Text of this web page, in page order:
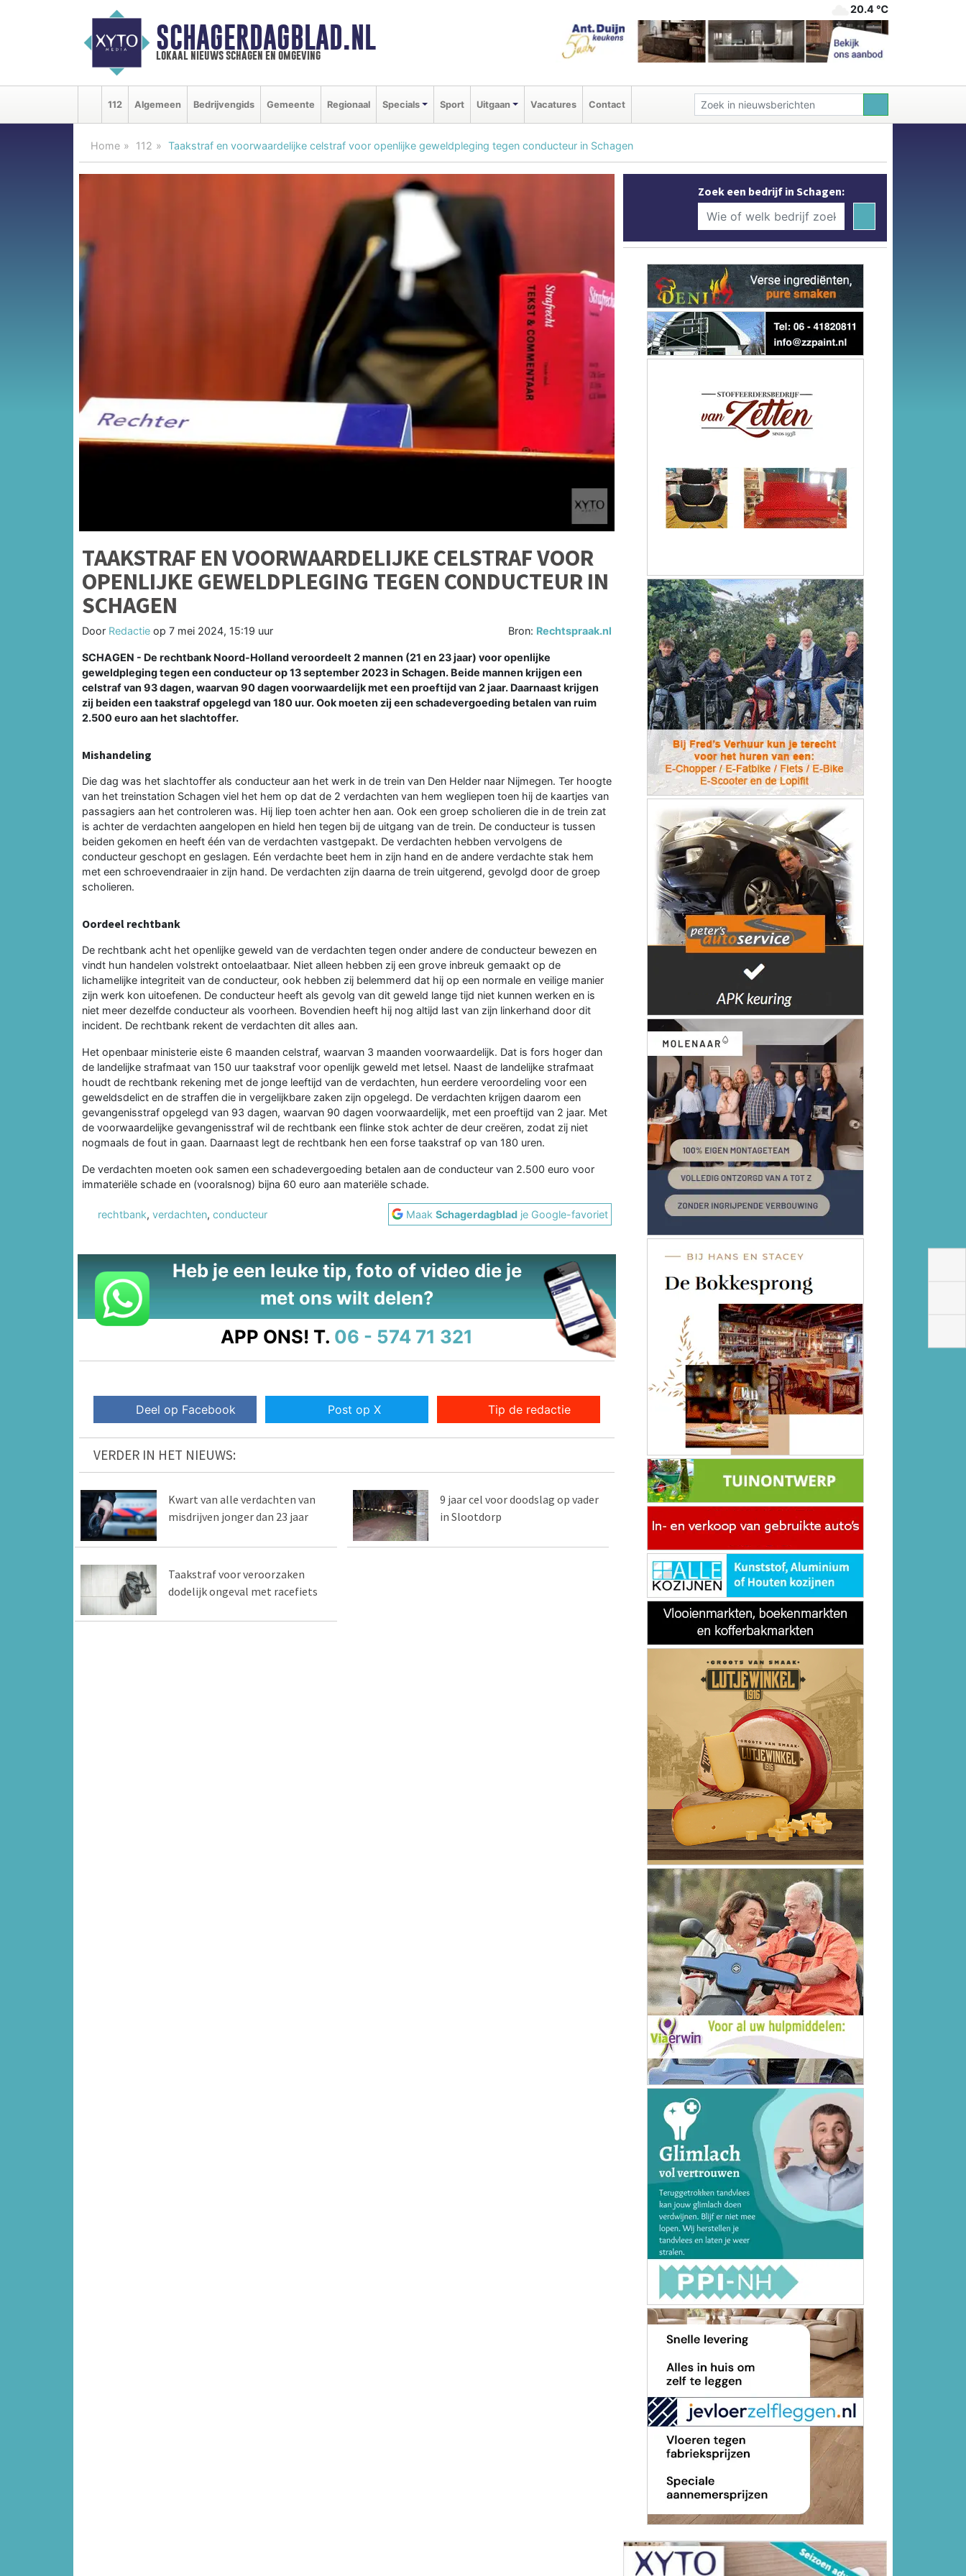
SCHAGERDAGBLAD.NL
lokaal nieuws schagen en omgeving
20.4 ℃
112 Algemeen Bedrijvengids Gemeente Regionaal Specials Sport Uitgaan Vacatures Contact
Home 112 Taakstraf en voorwaardelijke celstraf voor openlijke geweldpleging tegen conducteur in Schagen
TAAKSTRAF EN VOORWAARDELIJKE CELSTRAF VOOR
OPENLIJKE GEWELDPLEGING TEGEN CONDUCTEUR IN
SCHAGEN
Door Redactie op 7 mei 2024, 15:19 uur Bron: Rechtspraak.nl
SCHAGEN - De rechtbank Noord-Holland veroordeelt 2 mannen (21 en 23 jaar) voor openlijke
geweldpleging tegen een conducteur op 13 september 2023 in Schagen. Beide mannen krijgen een
celstraf van 93 dagen, waarvan 90 dagen voorwaardelijk met een proeftijd van 2 jaar. Daarnaast krijgen
zij beiden een taakstraf opgelegd van 180 uur. Ook moeten zij een schadevergoeding betalen van ruim
2.500 euro aan het slachtoffer.
Mishandeling
Die dag was het slachtoffer als conducteur aan het werk in de trein van Den Helder naar Nijmegen. Ter hoogte
van het treinstation Schagen viel het hem op dat de 2 verdachten van hem wegliepen toen hij de kaartjes van
passagiers aan het controleren was. Hij liep toen achter hen aan. Ook een groep scholieren die in de trein zat
is achter de verdachten aangelopen en hield hen tegen bij de uitgang van de trein. De conducteur is tussen
beiden gekomen en heeft één van de verdachten vastgepakt. De verdachten hebben vervolgens de
conducteur geschopt en geslagen. Eén verdachte beet hem in zijn hand en de andere verdachte stak hem
met een schroevendraaier in zijn hand. De verdachten zijn daarna de trein uitgerend, gevolgd door de groep
scholieren.
Oordeel rechtbank
De rechtbank acht het openlijke geweld van de verdachten tegen onder andere de conducteur bewezen en
vindt hun handelen volstrekt ontoelaatbaar. Niet alleen hebben zij een grove inbreuk gemaakt op de
lichamelijke integriteit van de conducteur, ook hebben zij belemmerd dat hij op een normale en veilige manier
zijn werk kon uitoefenen. De conducteur heeft als gevolg van dit geweld lange tijd niet kunnen werken en is
niet meer dezelfde conducteur als voorheen. Bovendien heeft hij nog altijd last van zijn linkerhand door dit
incident. De rechtbank rekent de verdachten dit alles aan.
Het openbaar ministerie eiste 6 maanden celstraf, waarvan 3 maanden voorwaardelijk. Dat is fors hoger dan
de landelijke strafmaat van 150 uur taakstraf voor openlijk geweld met letsel. Naast de landelijke strafmaat
houdt de rechtbank rekening met de jonge leeftijd van de verdachten, hun eerdere veroordeling voor een
geweldsdelict en de straffen die in vergelijkbare zaken zijn opgelegd. De verdachten krijgen daarom een
gevangenisstraf opgelegd van 93 dagen, waarvan 90 dagen voorwaardelijk, met een proeftijd van 2 jaar. Met
de voorwaardelijke gevangenisstraf wil de rechtbank een flinke stok achter de deur creëren, zodat zij niet
nogmaals de fout in gaan. Daarnaast legt de rechtbank hen een forse taakstraf op van 180 uren.
De verdachten moeten ook samen een schadevergoeding betalen aan de conducteur van 2.500 euro voor
immateriële schade en (vooralsnog) bijna 60 euro aan materiële schade.
rechtbank, verdachten, conducteur MaakSchagerdagblad je Google-favoriet
Heb je een leuke tip, foto of video die je
met ons wilt delen?
APP ONS! T. 06 - 574 71 321
Deel op Facebook Post op X Tip de redactie
VERDER IN HET NIEUWS:
Kwart van alle verdachten van
misdrijven jonger dan 23 jaar
9 jaar cel voor doodslag op vader
in Slootdorp
Taakstraf voor veroorzaken
dodelijk ongeval met racefiets
Zoek een bedrijf in Schagen: